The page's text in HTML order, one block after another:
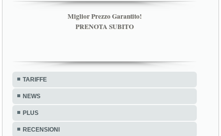
Miglior Prezzo Garantito!
PRENOTA SUBITO
TARIFFE
NEWS
PLUS
RECENSIONI